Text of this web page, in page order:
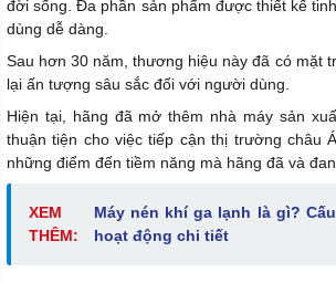
đời sống. Đa phần sản phẩm được thiết kế
dùng dễ dàng.
Sau hơn 30 năm, thương hiệu này đã có mặt
lại ấn tượng sâu sắc đối với người dùng.
Hiện tại, hãng đã mở thêm nhà máy sản
thuận tiện cho việc tiếp cận thị trường châu
những điểm đến tiềm năng mà hãng đã và
XEM
THÊM:
Máy nén khí ga lạnh là gì?
hoạt động chi tiết